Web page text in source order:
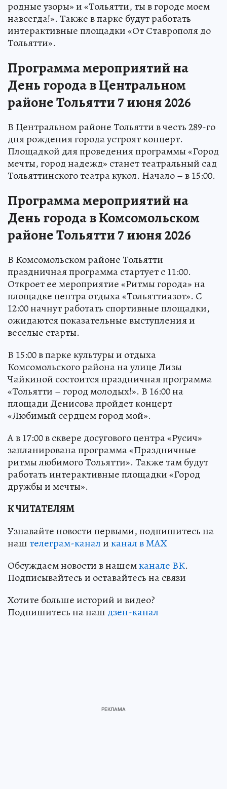
родные узоры» и «Тольятти, ты в городе моем
навсегда!». Также в парке будут работать
интерактивные площадки «От Ставрополя до
Тольятти».
Программа мероприятий на
День города в Центральном
районе Тольятти 7 июня 2026
В Центральном районе Тольятти в честь 289-го
дня рождения города устроят концерт.
Площадкой для проведения программы «Город
мечты, город надежд» станет театральный сад
Тольяттинского театра кукол. Начало – в 15:00.
Программа мероприятий на
День города в Комсомольском
районе Тольятти 7 июня 2026
В Комсомольском районе Тольятти
праздничная программа стартует с 11:00.
Откроет ее мероприятие «Ритмы города» на
площадке центра отдыха «Тольяттиазот». С
12:00 начнут работать спортивные площадки,
ожидаются показательные выступления и
веселые старты.
В 15:00 в парке культуры и отдыха
Комсомольского района на улице Лизы
Чайкиной состоится праздничная программа
«Тольятти – город молодых!». В 16:00 на
площади Денисова пройдет концерт
«Любимый сердцем город мой».
А в 17:00 в сквере досугового центра «Русич»
запланирована программа «Праздничные
ритмы любимого Тольятти». Также там будут
работать интерактивные площадки «Город
дружбы и мечты».
К ЧИТАТЕЛЯМ
Узнавайте новости первыми, подпишитесь на
наштелеграм-каналиканал в МАХ
Обсуждаем новости в нашемканале ВК.
Подписывайтесь и оставайтесь на связи
Хотите больше историй и видео?
Подпишитесь на наш дзен-канал